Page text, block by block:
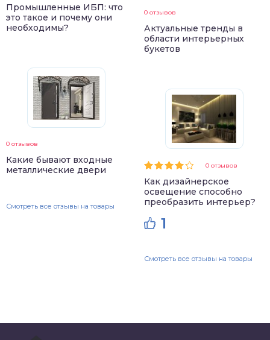
Промышленные ИБП: что
это такое и почему они
необходимы?
0 отзывов
Какие бывают входные
металлические двери
Смотреть все отзывы на товары
0 отзывов
Актуальные тренды в
области интерьерных
букетов
0 отзывов
Как дизайнерское
освещение способно
преобразить интерьер?
1
Смотреть все отзывы на товары